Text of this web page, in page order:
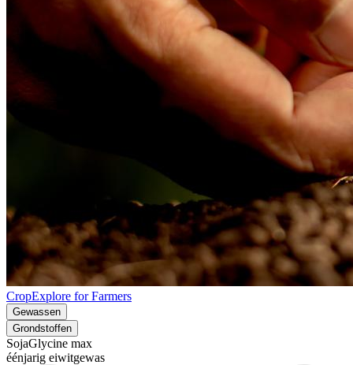
CropExplore for Farmers
Gewassen
Grondstoffen
SojaGlycine max
éénjarig eiwitgewas